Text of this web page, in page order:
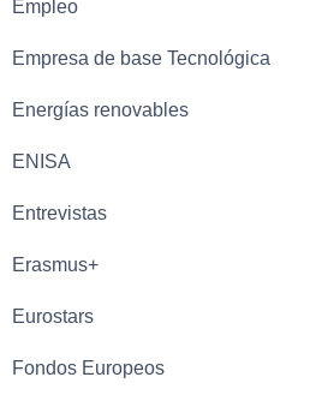
Empleo
Empresa de base Tecnológica
Energías renovables
ENISA
Entrevistas
Erasmus+
Eurostars
Fondos Europeos